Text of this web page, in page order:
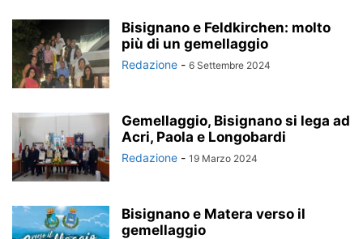
Bisignano e Feldkirchen: molto
più di un gemellaggio
Redazione - 6 Settembre 2024
Gemellaggio, Bisignano si lega ad
Acri, Paola e Longobardi
Redazione - 19 Marzo 2024
Bisignano e Matera verso il
gemellaggio